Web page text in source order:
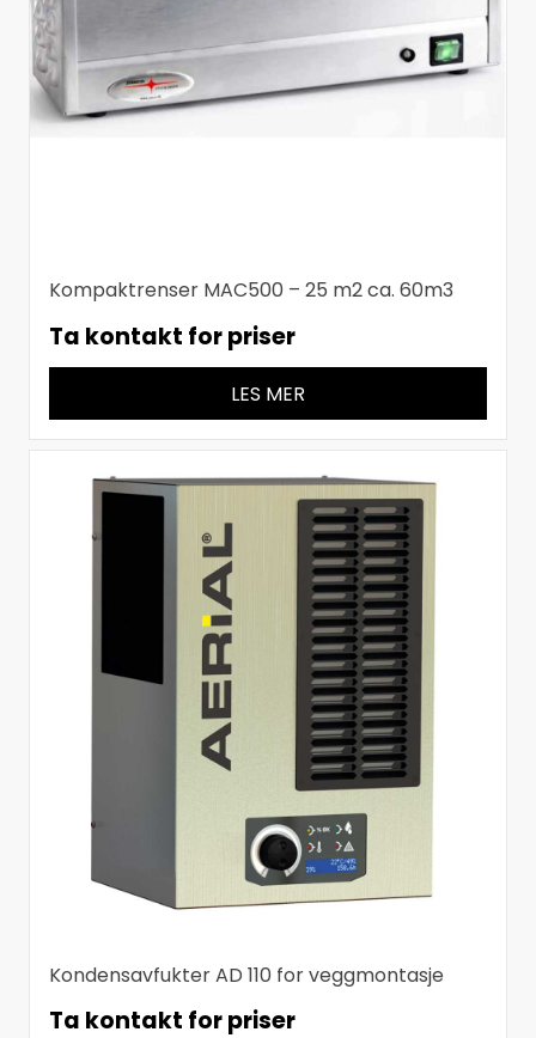
Kompaktrenser MAC500 – 25 m2 ca. 60m3
Ta kontakt for priser
LES MER
Kondensavfukter AD 110 for veggmontasje
Ta kontakt for priser